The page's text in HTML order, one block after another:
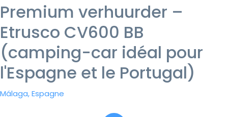
Premium verhuurder –
Etrusco CV600 BB
(camping-car idéal pour
l'Espagne et le Portugal)
Málaga, Espagne